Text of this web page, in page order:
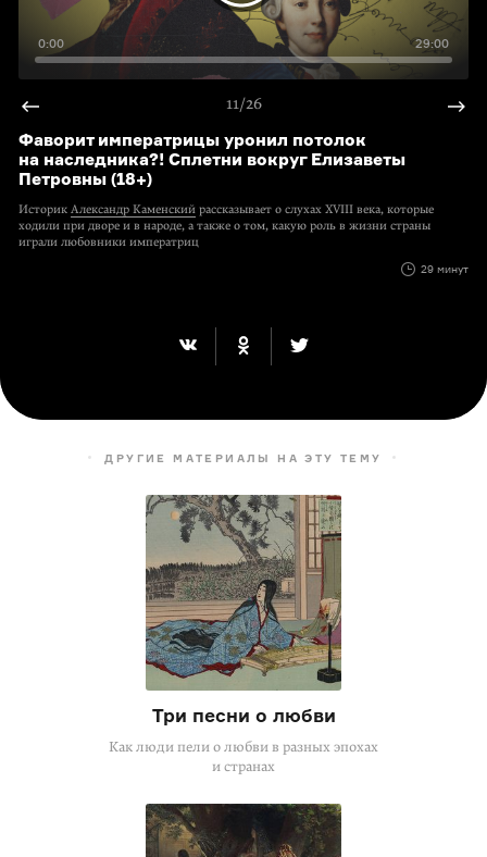
0:00 29:00
11/26
Фаворит императрицы уронил потолок
на наследника?! Сплетни вокруг Елизаветы
Петровны (18+)
Историк Александр Каменский рассказывает о слухах XVIII века, которые
ходили при дворе и в народе, а также о том, какую роль в жизни страны
играли любовники императриц
29 минут
ДРУГИЕ МАТЕРИАЛЫ НА ЭТУ ТЕМУ
Три песни о любви
Как люди пели о любви в разных эпохах
и странах